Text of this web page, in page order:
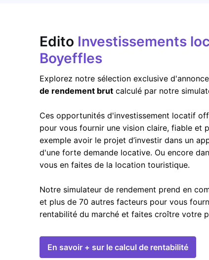
Edito Investissements
Boyeffles
Explorez notre sélection exclusive
de rendement brut calculé par notre
Ces opportunités d'investissement locatif
pour vous fournir une vision claire, fiable et
exemple avoir le projet d’investir dans un
d'une forte demande locative. Ou encore
vous en faites de la location touristique.
Notre simulateur de rendement prend en
et plus de 70 autres facteurs pour vous
rentabilité du marché et faites croître votre
En savoir + sur le calcul de rentabilité